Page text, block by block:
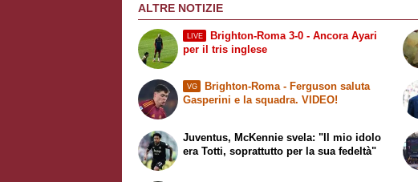
ALTRE NOTIZIE
LIVE
Brighton-Roma 3-0 - Ancora Ayari
per il tris inglese
VG
Brighton-Roma - Ferguson saluta
Gasperini e la squadra. VIDEO!
Juventus, McKennie svela: "Il mio idolo
era Totti, soprattutto per la sua fedeltà"